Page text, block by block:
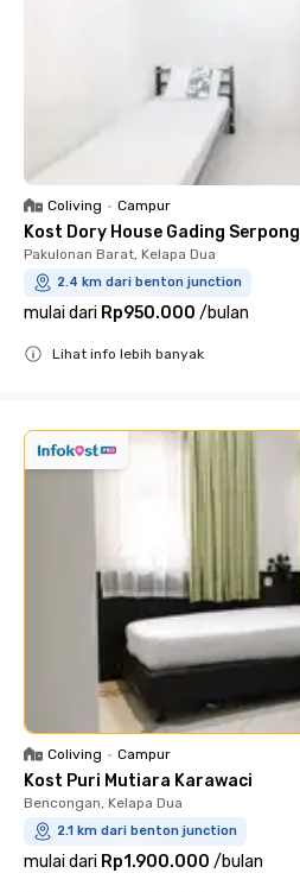
Coliving • Campur
Kost Dory House Gading Serpong
Pakulonan Barat, Kelapa Dua
2.4 km dari benton junction
mulai dari Rp950.000 /bulan
Lihat info lebih banyak
Coliving • Campur
Kost Puri Mutiara Karawaci
Bencongan, Kelapa Dua
2.1 km dari benton junction
mulai dari Rp1.900.000 /bulan